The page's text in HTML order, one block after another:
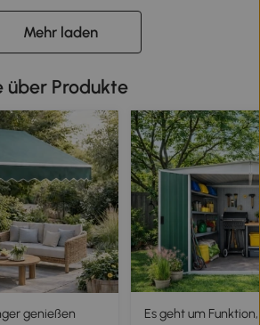
Mehr laden
über Produkte
genießen Es geht um